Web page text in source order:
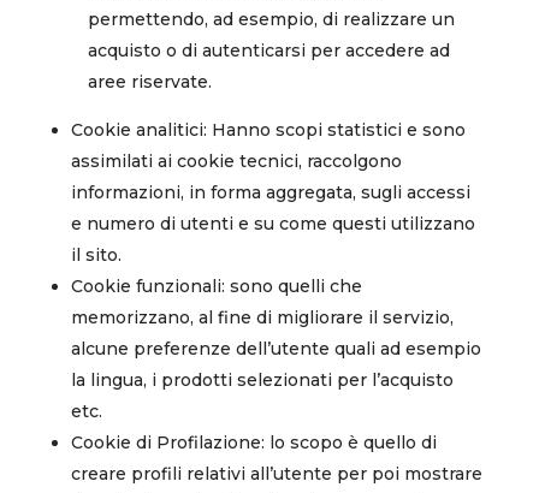
permettendo, ad esempio, di realizzare un
acquisto o di autenticarsi per accedere ad
aree riservate.
Cookie analitici: Hanno scopi statistici e sono
assimilati ai cookie tecnici, raccolgono
informazioni, in forma aggregata, sugli accessi
e numero di utenti e su come questi utilizzano
il sito.
Cookie funzionali: sono quelli che
memorizzano, al fine di migliorare il servizio,
alcune preferenze dell’utente quali ad esempio
la lingua, i prodotti selezionati per l’acquisto
etc.
Cookie di Profilazione: lo scopo è quello di
creare profili relativi all’utente per poi mostrare